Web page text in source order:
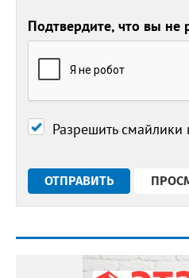
Подтвердите, что вы не
Разрешить